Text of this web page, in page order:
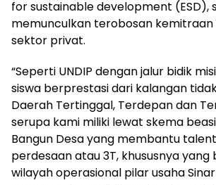
for sustainable development (ESD),
memunculkan terobosan
sektor privat.
“Seperti UNDIP dengan jalur bidik
siswa berprestasi dari kalangan
Daerah Tertinggal, Terdepan dan
serupa kami miliki lewat skema
Bangun Desa yang membantu
perdesaan atau 3T, khususnya yang
wilayah operasional pilar usaha